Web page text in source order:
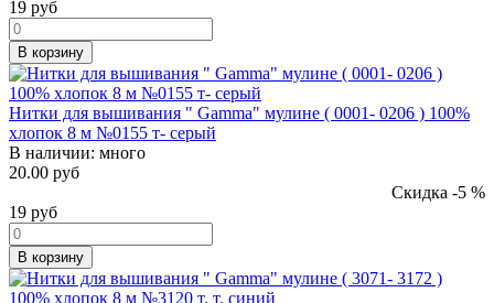
19 руб
В корзину
Нитки для вышивания " Gamma" мулине ( 0001- 0206 ) 100%
хлопок 8 м №0155 т- серый
В наличии: много
20.00 руб
Скидка -5 %
19 руб
В корзину